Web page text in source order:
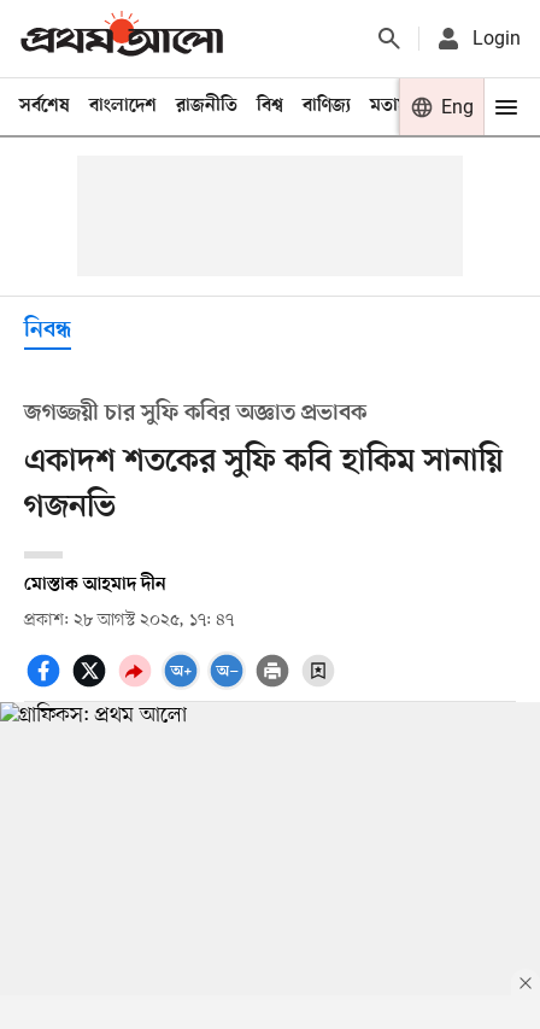
Login
সর্বশেষ বাংলাদেশ রাজনীতি বিশ্ব বাণিজ্য মতামত খেলা
Eng
নিবন্ধ
জগজ্জয়ী চার সুফি কবির অজ্ঞাত প্রভাবক
একাদশ শতকের সুফি কবি হাকিম সানায়ি
গজনভি
মোস্তাক আহমাদ দীন
প্রকাশ: ২৮ আগস্ট ২০২৫, ১৭: ৪৭